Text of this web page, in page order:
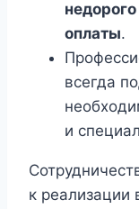
недорого
оплаты.
всегда
и
к реализации